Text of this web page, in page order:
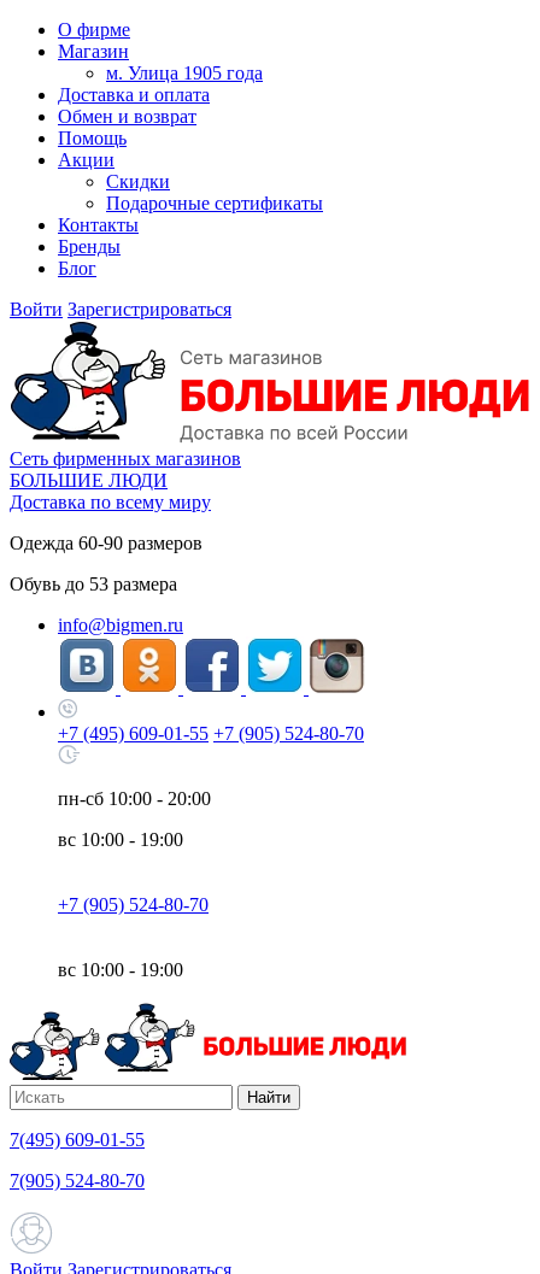
О фирме
Магазин
м. Улица 1905 года
Доставка и оплата
Обмен и возврат
Помощь
Акции
Скидки
Подарочные сертификаты
Контакты
Бренды
Блог
Войти Зарегистрироваться
Сеть фирменных магазинов
БОЛЬШИЕ ЛЮДИ
Доставка по всему миру
Одежда 60-90 размеров
Обувь до 53 размера
info@bigmen.ru
+7 (495) 609-01-55 +7 (905) 524-80-70
пн-сб 10:00 - 20:00
вс 10:00 - 19:00
+7 (905) 524-80-70
вс 10:00 - 19:00
Найти
7(495) 609-01-55
7(905) 524-80-70
Войти Зарегистрироваться